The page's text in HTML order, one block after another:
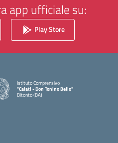
app ufficiale su:
Play Store
Istituto Comprensivo
"Caiati - Don Tonino Bello"
Bitonto (BA)